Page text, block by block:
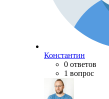
Константин
0 ответов
1 вопрос